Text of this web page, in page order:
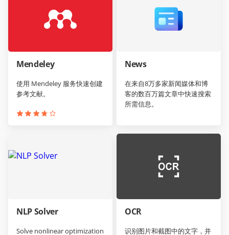
Mendeley
使用 Mendeley 服务快速创建
参考文献。
News
在来自8万多家新闻媒体和博
客的数百万篇文章中快速搜索
所需信息。
NLP Solver
Solve nonlinear optimization
OCR
识别图片和截图中的文字，并